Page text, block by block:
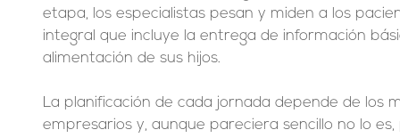
etapa, los especialistas pesan y miden a los
integral que incluye la entrega de información
alimentación de sus hijos.
La planificación de cada jornada depende de los
empresarios y, aunque pareciera sencillo no lo